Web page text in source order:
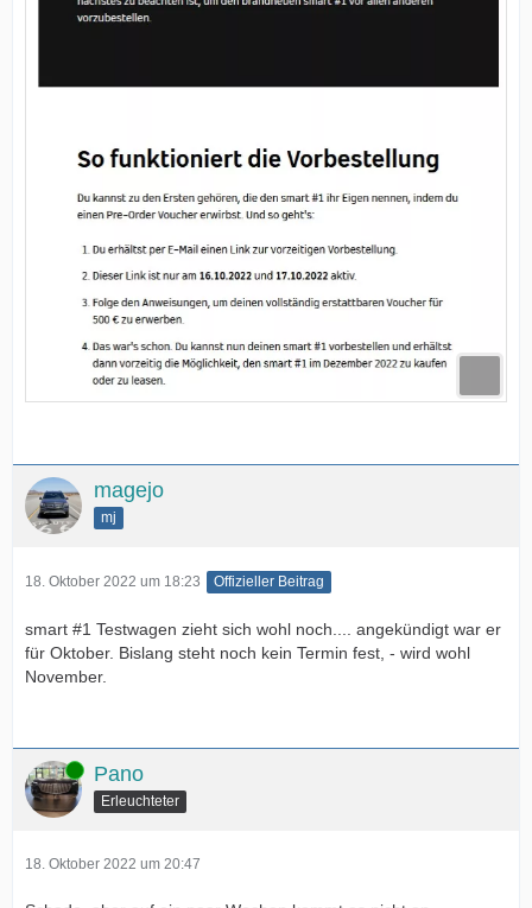
magejo
mj
18. Oktober 2022 um 18:23 Offizieller Beitrag
smart #1 Testwagen zieht sich wohl noch.... angekündigt war er
für Oktober. Bislang steht noch kein Termin fest, - wird wohl
November.
Online Pano
Erleuchteter
18. Oktober 2022 um 20:47